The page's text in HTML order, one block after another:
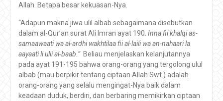
Allah. Betapa besar kekuasan-Nya.
“Adapun makna jiwa ulil albab sebagaimana disebutkan
dalam al-Qur’an surat Ali Imran ayat 190. Inna fii khalqi as-
samaawaati wa al-ardhi wakhtilaa fii al-laili wa an-nahaari la
aayaati li ulii al-baab.”Beliau menjelaskan kelanjutannya
pada ayat 191-195 bahwa orang-orang yang tergolong ulul
albab (mau berpikir tentang ciptaan Allah Swt.) adalah
orang-orang yang selalu mengingat-Nya baik dalam
keadaan duduk, berdiri, dan berbaring memikirkan ciptaan